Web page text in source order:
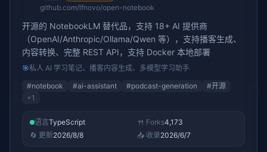
github.com/lfnovo/open-notebook
开源的 NotebookLM 替代品，支持 18+ AI 提供商
（OpenAI/Anthropic/Ollama/Qwen 等），支持播客生成、
内容转换、完整 REST API，支持 Docker 本地部署
🎯私人 AI 学习笔记、播客内容生成、多模型学习助手
#notebook #ai-assistant #podcast-generation #开源
+1
语言TypeScript 🍴 Forks4,173
🔄 更新2026/8/8 📥 收录2026/6/7